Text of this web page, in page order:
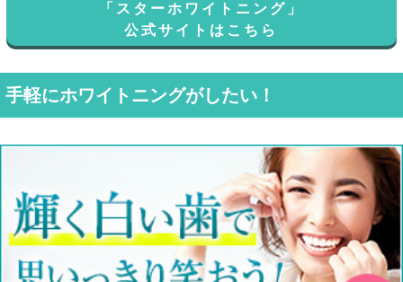
「スターホワイトニング」
公式サイトはこちら
手軽にホワイトニングがしたい！